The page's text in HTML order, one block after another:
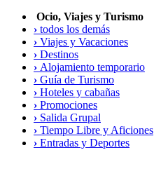
Ocio, Viajes y Turismo
› todos los demás
› Viajes y Vacaciones
› Destinos
› Alojamiento temporario
› Guía de Turismo
› Hoteles y cabañas
› Promociones
› Salida Grupal
› Tiempo Libre y Aficiones
› Entradas y Deportes